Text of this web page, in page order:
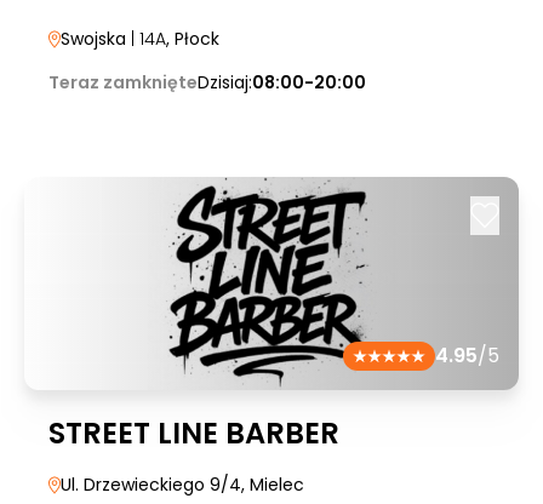
Swojska | 14A, Płock
Teraz zamknięteDzisiaj:08:00-20:00
4.95/5
STREET LINE BARBER
Ul. Drzewieckiego 9/4, Mielec